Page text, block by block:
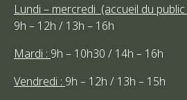
Lundi – mercredi (accueil du
9h – 12h / 13h – 16h
Mardi : 9h – 10h30 / 14h – 16h
Vendredi : 9h – 12h / 13h – 15h